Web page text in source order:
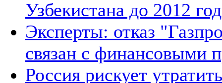
Узбекистана до 2012
Эксперты: отказ
связан с финансовыми
Россия рискует